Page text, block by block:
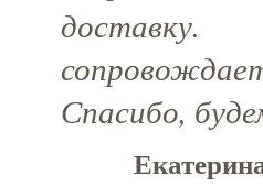
Спасибо,